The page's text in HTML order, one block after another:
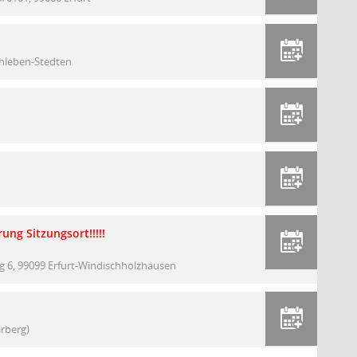
Stedten
Sitzungsort!!!!!
99099 Erfurt-Windischholzhausen